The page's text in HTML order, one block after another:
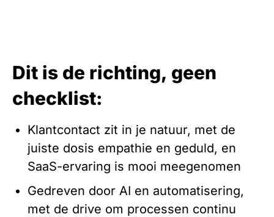
Dit is de richting, geen
checklist:
Klantcontact zit in je natuur, met de
juiste dosis empathie en geduld, en
SaaS-ervaring is mooi meegenomen
Gedreven door AI en automatisering,
met de drive om processen continu